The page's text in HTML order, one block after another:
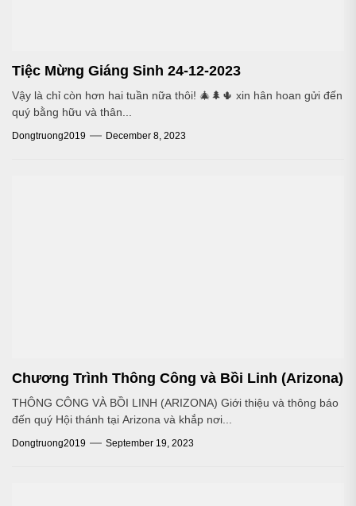
Tiệc Mừng Giáng Sinh 24-12-2023
Vậy là chỉ còn hơn hai tuần nữa thôi! 🎄🌲🌵 xin hân hoan gửi đến
quý bằng hữu và thân...
Dongtruong2019 December 8, 2023
Chương Trình Thông Công và Bồi Linh (Arizona)
THÔNG CÔNG VÀ BỒI LINH (ARIZONA) Giới thiệu và thông báo
đến quý Hội thánh tại Arizona và khắp nơi...
Dongtruong2019 September 19, 2023